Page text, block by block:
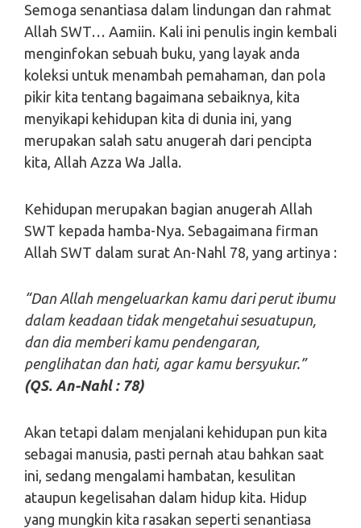
Semoga senantiasa dalam lindungan dan rahmat
Allah SWT… Aamiin. Kali ini penulis ingin kembali
menginfokan sebuah buku, yang layak anda
koleksi untuk menambah pemahaman, dan pola
pikir kita tentang bagaimana sebaiknya, kita
menyikapi kehidupan kita di dunia ini, yang
merupakan salah satu anugerah dari pencipta
kita, Allah Azza Wa Jalla.
Kehidupan merupakan bagian anugerah Allah
SWT kepada hamba-Nya. Sebagaimana firman
Allah SWT dalam surat An-Nahl 78, yang artinya :
“Dan Allah mengeluarkan kamu dari perut ibumu
dalam keadaan tidak mengetahui sesuatupun,
dan dia memberi kamu pendengaran,
penglihatan dan hati, agar kamu bersyukur.”
(QS. An-Nahl : 78)
Akan tetapi dalam menjalani kehidupan pun kita
sebagai manusia, pasti pernah atau bahkan saat
ini, sedang mengalami hambatan, kesulitan
ataupun kegelisahan dalam hidup kita. Hidup
yang mungkin kita rasakan seperti senantiasa